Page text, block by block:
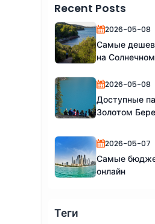
Recent Posts
2026-05-08
Самые
на
2026-05-08
Доступные
Золотом
2026-05-07
Самые
онлайн
Теги